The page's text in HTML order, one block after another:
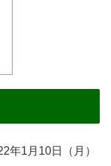
年1月10日（月）